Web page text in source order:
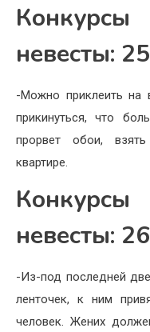
невесты: 25
-Можно приклеить на
прикинуться, что
прорвет обои,
квартире.
невесты: 26
-Из-под последней
ленточек, к ним
человек. Жених